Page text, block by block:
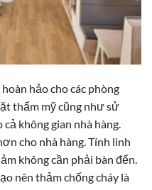
hảo cho các phòng
thẩm mỹ cũng như sử
không gian nhà hàng.
cho nhà hàng. Tính linh
không cần phải bàn đến.
nên thảm chống cháy là